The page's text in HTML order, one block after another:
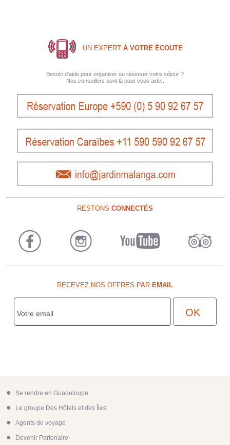
UN EXPERT À VOTRE ÉCOUTE
Besoin d'aide pour organiser ou réserver votre séjour ?
Nos conseillers sont là pour vous aider.
RESTONS CONNECTÉS
RECEVEZ NOS OFFRES PAR EMAIL
● Se rendre en Guadeloupe
● Le groupe Des Hôtels et des Îles
● Agents de voyage
● Devenir Partenaire